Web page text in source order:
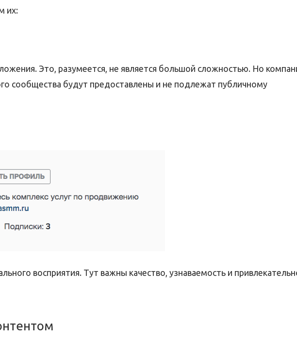
их:
Это, разумеется, не является большой сложностью. Но
сообщества будут предоставлены и не подлежат публичному
восприятия. Тут важны качество, узнаваемость и